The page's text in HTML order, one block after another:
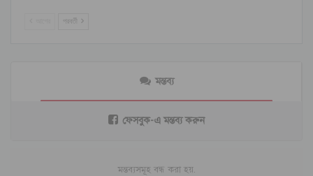
পরবর্তী
মন্তব্য
ফেসবুক-এ মন্তব্য করুন
মন্তব্যসমূহ বন্ধ করা হয়.